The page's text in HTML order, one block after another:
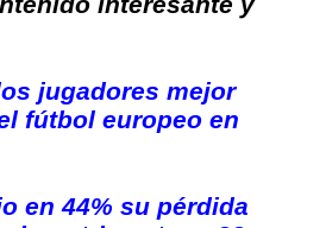
jugadores mejor
fútbol europeo en
en 44% su pérdida